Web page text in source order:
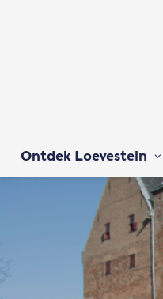
Ontdek Loevestein